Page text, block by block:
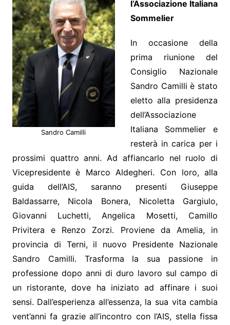
Sandro Camilli
l’Associazione Italiana
Sommelier
In occasione della
prima riunione del
Consiglio Nazionale
Sandro Camilli è stato
eletto alla presidenza
dell’Associazione
Italiana Sommelier e
resterà in carica per i
prossimi quattro anni. Ad affiancarlo nel ruolo di
Vicepresidente è Marco Aldegheri. Con loro, alla
guida dell’AIS, saranno presenti Giuseppe
Baldassarre, Nicola Bonera, Nicoletta Gargiulo,
Giovanni Luchetti, Angelica Mosetti, Camillo
Privitera e Renzo Zorzi. Proviene da Amelia, in
provincia di Terni, il nuovo Presidente Nazionale
Sandro Camilli. Trasforma la sua passione in
professione dopo anni di duro lavoro sul campo di
un ristorante, dove ha iniziato ad affinare i suoi
sensi. Dall’esperienza all’essenza, la sua vita cambia
vent’anni fa grazie all’incontro con l’AIS, stella fissa